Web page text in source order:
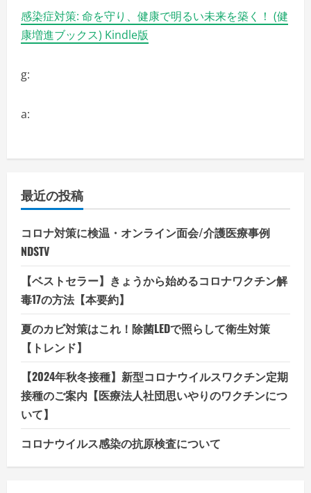
感染症対策: 命を守り、健康で明るい未来を築く！ (健
康増進ブックス) Kindle版
g:
a:
最近の投稿
コロナ対策に検温・オンライン面会/介護医療事例
NDSTV
【ベストセラー】きょうから始めるコロナワクチン解
毒17の方法【本要約】
夏のカビ対策はこれ！除菌LEDで照らして衛生対策
【トレンド】
【2024年秋冬接種】新型コロナウイルスワクチン定期
接種のご案内【医療法人社団思いやりのワクチンにつ
いて】
コロナウイルス感染の抗原検査について